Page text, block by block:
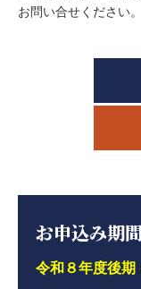
お問い合せください。
お申込み期
令和８年度後期